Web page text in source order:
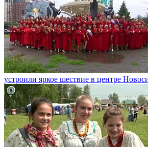
устроили яркое шествие в центре